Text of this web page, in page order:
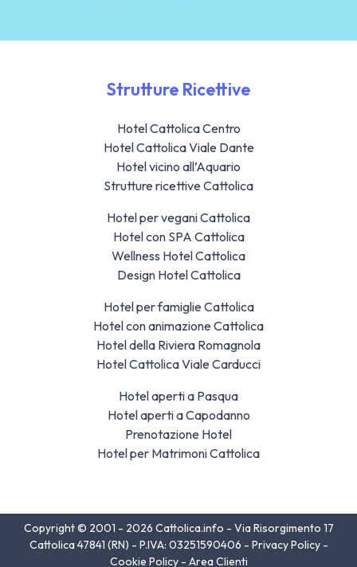
Strutture Ricettive
Hotel Cattolica Centro
Hotel Cattolica Viale Dante
Hotel vicino all’Aquario
Strutture ricettive Cattolica
Hotel per vegani Cattolica
Hotel con SPA Cattolica
Wellness Hotel Cattolica
Design Hotel Cattolica
Hotel per famiglie Cattolica
Hotel con animazione Cattolica
Hotel della Riviera Romagnola
Hotel Cattolica Viale Carducci
Hotel aperti a Pasqua
Hotel aperti a Capodanno
Prenotazione Hotel
Hotel per Matrimoni Cattolica
Copyright © 2001 - 2026 Cattolica.info - Via Risorgimento 17
Cattolica 47841 (RN) - P.IVA: 03251590406 - Privacy Policy -
Cookie Policy - Area Clienti